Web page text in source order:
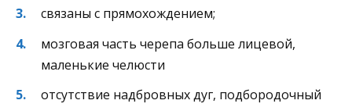
связаны с прямохождением;
мозговая часть черепа больше лицевой,
маленькие челюсти
отсутствие надбровных дуг, подбородочный